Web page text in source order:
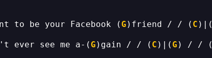
to be your Facebook ( G )friend / / ( C )|(
ever see me a-( G )gain / / ( C )|( G ) / / (